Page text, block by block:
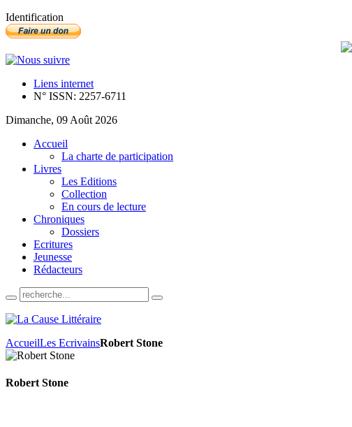
Identification
Liens internet
N° ISSN: 2257-6711
Dimanche, 09 Août 2026
Accueil
La charte de participation
Livres
Les Editions
Collection
En cours de lecture
Chroniques
Dossiers
Ecritures
Jeunesse
Rédacteurs
AccueilLes EcrivainsRobert Stone
Robert Stone